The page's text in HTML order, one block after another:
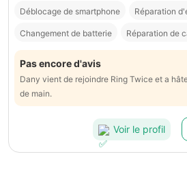
Déblocage de smartphone Réparation
Changement de batterie Réparation de
Pas encore d'avis
Dany vient de rejoindre Ring Twice et a
de main.
Voir le profil